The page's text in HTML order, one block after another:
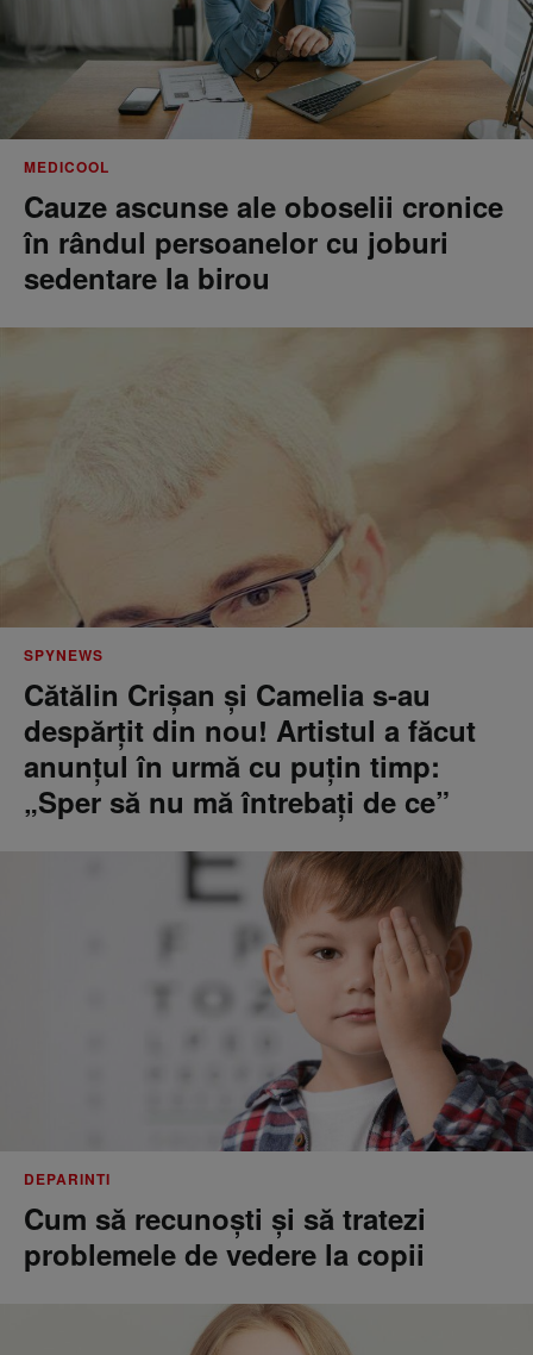
MEDICOOL
Cauze ascunse ale oboselii cronice
în rândul persoanelor cu joburi
sedentare la birou
SPYNEWS
Cătălin Crișan și Camelia s-au
despărțit din nou! Artistul a făcut
anunțul în urmă cu puțin timp:
„Sper să nu mă întrebați de ce”
DEPARINTI
Cum să recunoști și să tratezi
problemele de vedere la copii